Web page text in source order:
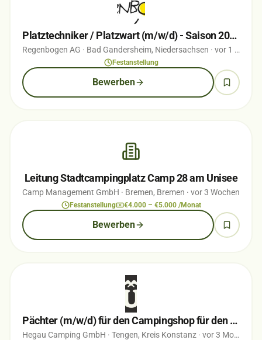
Platztechniker / Platzwart (m/w/d) - Saison 2026
Regenbogen AG · Bad Gandersheim, Niedersachsen · vor 1 Monaten
Festanstellung
Bewerben
Leitung Stadtcampingplatz Camp 28 am Unisee
Camp Management GmbH · Bremen, Bremen · vor 3 Wochen
Festanstellung €4.000 – €5.000 /Monat
Bewerben
Pächter (m/w/d) für den Campingshop für den Campingplatz Hegi Familiencamping
Hegau Camping GmbH · Tengen, Kreis Konstanz · vor 3 Monaten